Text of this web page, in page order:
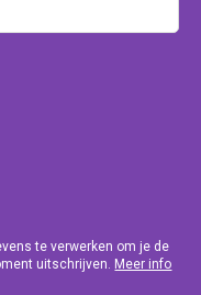
te verwerken om je de
uitschrijven. Meer info